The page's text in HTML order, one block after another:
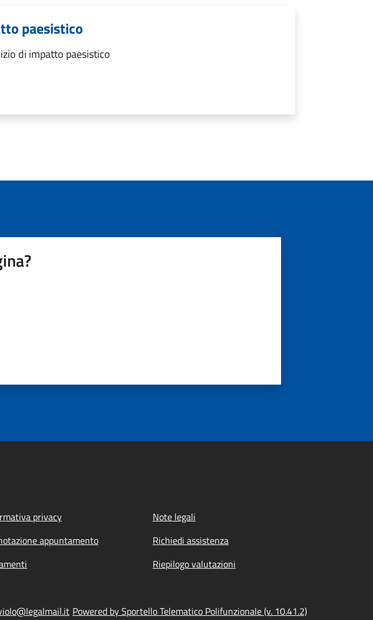
paesistico
di impatto paesistico
privacy
Note legali
appuntamento
Richiedi assistenza
Riepilogo valutazioni
Powered by Sportello Telematico Polifunzionale (v. 10.41.2)